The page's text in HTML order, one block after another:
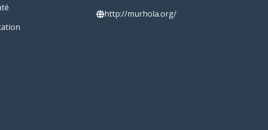
http://murhola.org/